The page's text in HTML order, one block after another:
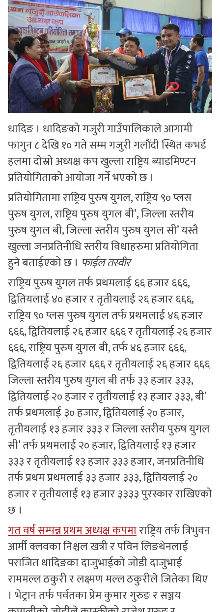
भिडियो
धादिङ । धादिङको गजुरी गाउँपालिकाले आगामी
फागुन ८ देखि १० गते सम्म गजुरी गलौंदी स्थित कभर्ड
हलमा दोस्रो अध्यक्ष कप खुल्ला राष्ट्रिय ब्याडमिण्टन
प्रतियोगिताको आयोजा गर्ने भएको छ ।
प्रतियोगितामा राष्ट्रिय पुरुष युगल, राष्ट्रिय ९० प्लस
पुरुष युगल, राष्ट्रिय पुरुष युगल बी’, जिल्ला स्तरीय
पुरुष युगल बी, जिल्ला स्तरीय पुरुष युगल सी’ यस्तै
खुल्ला जनप्रतिनीधि स्तरीय विधाहरुमा प्रतियोगिता
हुने बताईएको छ । फाईल तस्वीर
राष्ट्रिय पुरुष युगल तर्फ प्रथमलाई ६६ हजार ६६६,
द्वितियलाई ४० हजार र तृतीयलाई २६ हजार ६६६,
राष्ट्रिय ९० प्लस पुरुष युगल तर्फ प्रथमलाई ४६ हजार
६६६, द्वितियलाई २६ हजार ६६६ र तृतीयलाई २६ हजार
६६६, राष्ट्रिय पुरुष युगल बी, तर्फ ४६ हजार ६६६,
द्वितियलाई २६ हजार ६६६ र तृतीयलाई २६ हजार ६६६
जिल्ला स्तरीय पुरुष युगल बी तर्फ ३३ हजार ३३३,
द्वितियलाई २० हजार र तृतीयलाई १३ हजार ३३३, बी’
तर्फ प्रथमलाई ३० हजार, द्वितियलाई २० हजार,
तृतीयलाई १३ हजार ३३३ र जिल्ला स्तरीय पुरुष युगल
सी’ तर्फ प्रथमलाई २० हजार, द्वितियलाई १३ हजार
३३३ र तृतीयलाई १३ हजार ३३३ हजार, जनप्रतिनीधि
तर्फ प्रथम प्रथमलाई ३३ हजार ३३३, द्वितियलाई २०
हजार र तृतीयलाई १३ हजार ३३३३ पुरस्कार राखिएको
छ ।
गत वर्ष सम्पन्न प्रथम अध्यक्ष कपमाराष्ट्रिय तर्फ त्रिभुवन
आर्मी क्लवका निश्चल खत्री र पविन लिङथेनलाई
पराजित धादिङका दाजुभाईको जोडी दाजुभाई
राममल्ल ठकुरी र लक्ष्मण मल्ल ठकुरीले जितेका थिए
। भेट्रान तर्फ पर्वतका प्रेम कुमार गुरुङ र सञ्जय